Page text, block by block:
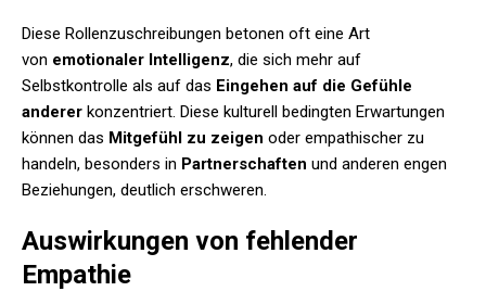
Diese Rollenzuschreibungen betonen oft eine Art
von emotionaler Intelligenz, die sich mehr auf
Selbstkontrolle als auf das Eingehen auf die Gefühle
anderer konzentriert. Diese kulturell bedingten Erwartungen
können das Mitgefühl zu zeigen oder empathischer zu
handeln, besonders in Partnerschaften und anderen engen
Beziehungen, deutlich erschweren.
Auswirkungen von fehlender
Empathie